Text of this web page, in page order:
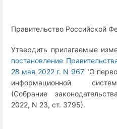
Правительство Российской
Утвердить прилагаемые
постановление
28 мая 2022 г. N 967"О
информационной
(Собрание
2022, N 23, ст. 3795).